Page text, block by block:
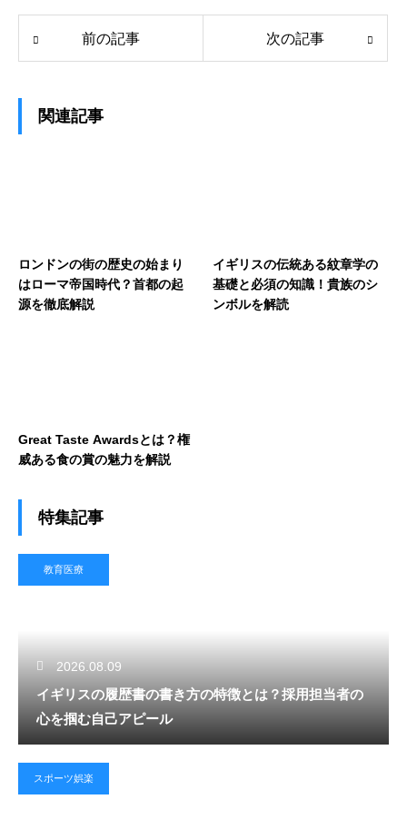
前の記事 次の記事
関連記事
ロンドンの街の歴史の始まり
はローマ帝国時代？首都の起
源を徹底解説
イギリスの伝統ある紋章学の
基礎と必須の知識！貴族のシ
ンボルを解読
Great Taste Awardsとは？権
威ある食の賞の魅力を解説
特集記事
教育医療
2026.08.09
イギリスの履歴書の書き方の特徴とは？採用担当者の
心を掴む自己アピール
スポーツ娯楽